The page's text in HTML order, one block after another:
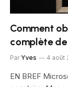
Comment
complète
Par Yves 4 août
EN BREF